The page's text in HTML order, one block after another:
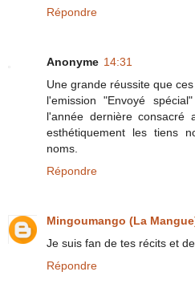
Répondre
Anonyme 14:31
Une grande réussite que
l'emission "Envoyé
l'année dernière consacré
esthétiquement les tiens
noms.
Répondre
Mingoumango (La
Je suis fan de tes récits et
Répondre